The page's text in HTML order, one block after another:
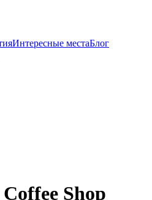
Интересные местаБлог
Shop